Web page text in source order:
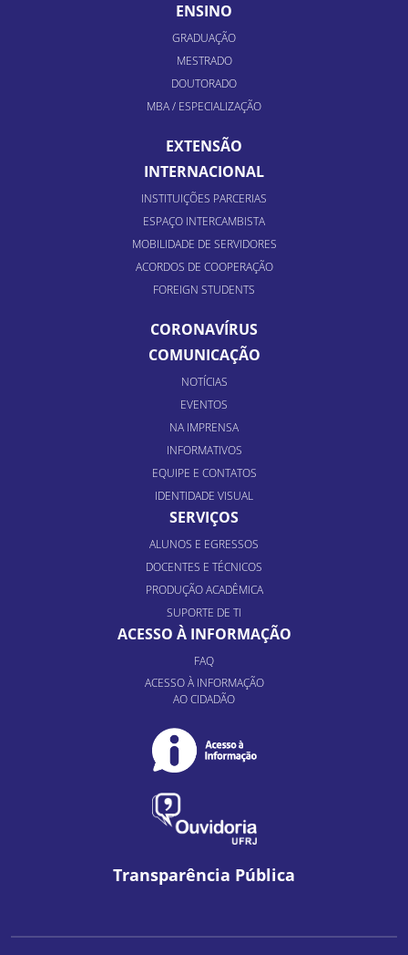
ENSINO
GRADUAÇÃO
MESTRADO
DOUTORADO
MBA / ESPECIALIZAÇÃO
EXTENSÃO
INTERNACIONAL
INSTITUIÇÕES PARCERIAS
ESPAÇO INTERCAMBISTA
MOBILIDADE DE SERVIDORES
ACORDOS DE COOPERAÇÃO
FOREIGN STUDENTS
CORONAVÍRUS
COMUNICAÇÃO
NOTÍCIAS
EVENTOS
NA IMPRENSA
INFORMATIVOS
EQUIPE E CONTATOS
IDENTIDADE VISUAL
SERVIÇOS
ALUNOS E EGRESSOS
DOCENTES E TÉCNICOS
PRODUÇÃO ACADÊMICA
SUPORTE DE TI
ACESSO À INFORMAÇÃO
FAQ
ACESSO À INFORMAÇÃO
AO CIDADÃO
Transparência Pública